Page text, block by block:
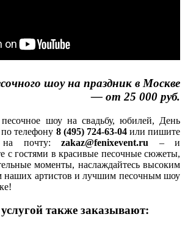
шоу на праздник в Москве
— от 25 000 руб.
шоу на свадьбу, юбилей, День
телефону 8 (495) 724-63-04или пишите
почту: zakaz@fenixevent.ru – и
с гостями в красивые песочные сюжеты,
моменты, наслаждайтесь высоким
наших артистов и лучшим песочным шоу
также заказывают: